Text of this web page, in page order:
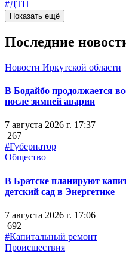
#ДТП
Показать ещё
Последние
Новости Иркутской области
В Бодайбо продолжается
после зимней аварии
7 августа 2026 г. 17:37
267
#Губернатор
Общество
В Братске планируют
детский сад в Энергетике
7 августа 2026 г. 17:06
692
#Капитальный ремонт
Происшествия